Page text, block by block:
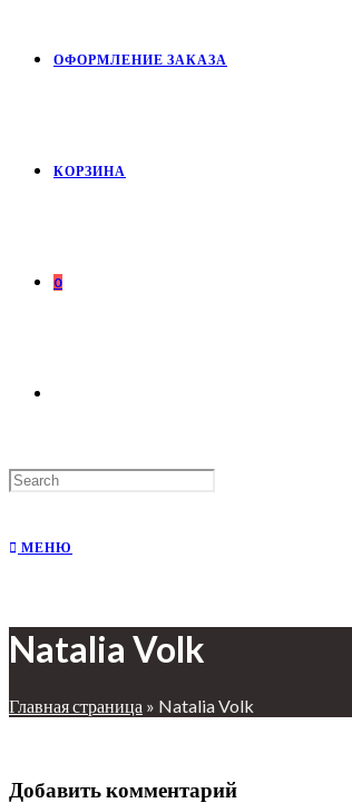
ОФОРМЛЕНИЕ ЗАКАЗА
КОРЗИНА
0
МЕНЮ
Natalia Volk
Главная страница » Natalia Volk
Добавить комментарий